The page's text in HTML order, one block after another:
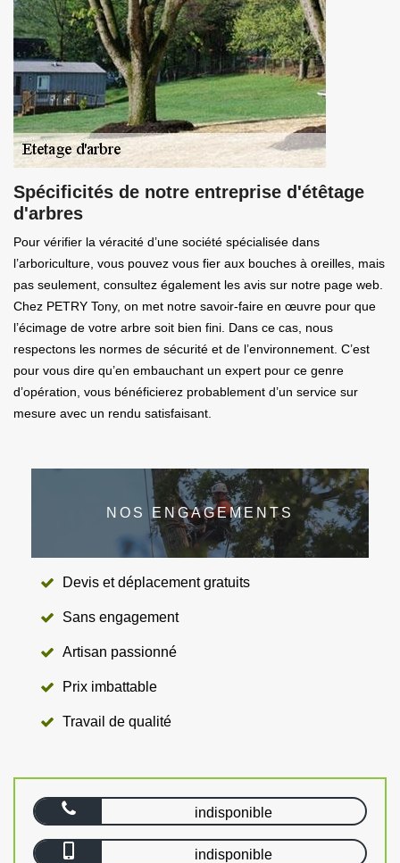
Spécificités de notre entreprise d'étêtage
d'arbres
Pour vérifier la véracité d’une société spécialisée dans
l’arboriculture, vous pouvez vous fier aux bouches à oreilles, mais
pas seulement, consultez également les avis sur notre page web.
Chez PETRY Tony, on met notre savoir-faire en œuvre pour que
l’écimage de votre arbre soit bien fini. Dans ce cas, nous
respectons les normes de sécurité et de l’environnement. C’est
pour vous dire qu’en embauchant un expert pour ce genre
d’opération, vous bénéficierez probablement d’un service sur
mesure avec un rendu satisfaisant.
NOS ENGAGEMENTS
Devis et déplacement gratuits
Sans engagement
Artisan passionné
Prix imbattable
Travail de qualité
indisponible
indisponible